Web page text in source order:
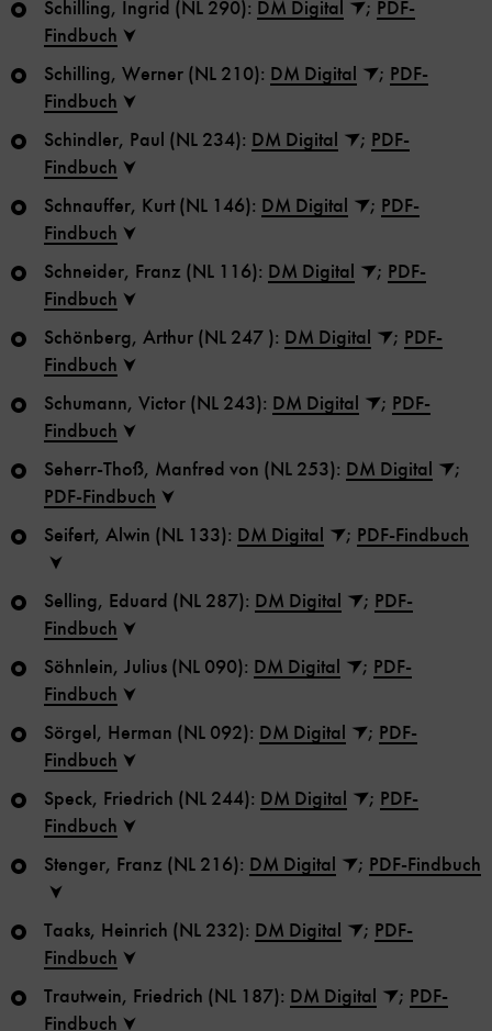
Schilling, Ingrid (NL 290): DM Digital ; PDF-
Findbuch
Schilling, Werner (NL 210): DM Digital ; PDF-
Findbuch
Schindler, Paul (NL 234): DM Digital ; PDF-
Findbuch
Schnauffer, Kurt (NL 146): DM Digital ; PDF-
Findbuch
Schneider, Franz (NL 116): DM Digital ; PDF-
Findbuch
Schönberg, Arthur (NL 247 ): DM Digital ; PDF-
Findbuch
Schumann, Victor (NL 243): DM Digital ; PDF-
Findbuch
Seherr-Thoß, Manfred von (NL 253): DM Digital
;
PDF-Findbuch
Seifert, Alwin (NL 133): DM Digital ; PDF-Findbuch
Selling, Eduard (NL 287): DM Digital ; PDF-
Findbuch
Söhnlein, Julius (NL 090): DM Digital ; PDF-
Findbuch
Sörgel, Herman (NL 092): DM Digital ; PDF-
Findbuch
Speck, Friedrich (NL 244): DM Digital ; PDF-
Findbuch
Stenger, Franz (NL 216): DM Digital ; PDF-Findbuch
Taaks, Heinrich (NL 232): DM Digital ; PDF-
Findbuch
Trautwein, Friedrich (NL 187): DM Digital ; PDF-
Findbuch